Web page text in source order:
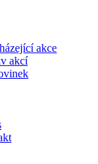
akce
akcí